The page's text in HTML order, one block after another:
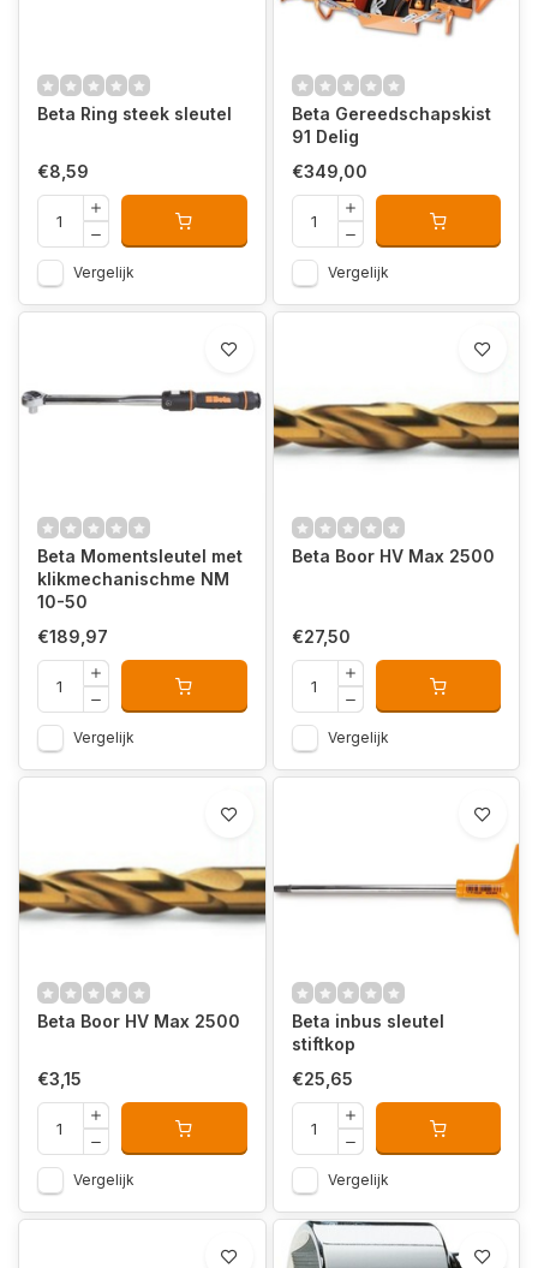
Beta Ring steek sleutel
€8,59
Vergelijk
Beta Gereedschapskist
91 Delig
€349,00
Vergelijk
Beta Momentsleutel met
klikmechanischme NM
10-50
€189,97
Vergelijk
Beta Boor HV Max 2500
€27,50
Vergelijk
Beta Boor HV Max 2500
€3,15
Vergelijk
Beta inbus sleutel
stiftkop
€25,65
Vergelijk